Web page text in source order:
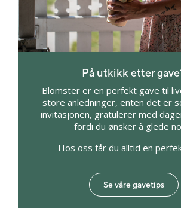
På utkikk etter
Blomster er en perfekt gave til
store anledninger, enten det er
invitasjonen, gratulerer med
fordi du ønsker å glede
Hos oss får du alltid en
Se våre gavetips